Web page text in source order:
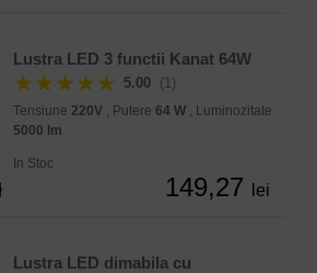
Lustra LED 3 functii Kanat 64W
★★★★★ 5.00 (1)
Tensiune 220V , Putere 64 W , Luminozitate
5000 lm
In Stoc
149,27 lei
Lustra LED dimabila cu